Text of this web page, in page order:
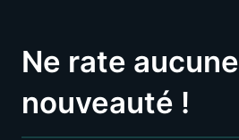
Ne rate aucune
nouveauté !